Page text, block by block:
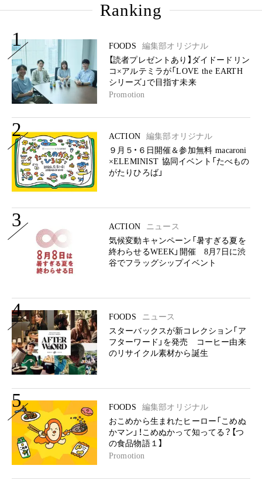
Ranking
1 FOODS
編集部オリジナル
【読者プレゼントあり】ダイドードリン
コ×アルテミラが「LOVE the EARTH
シリーズ」で目指す未来
Promotion
2 ACTION
編集部オリジナル
９月５・６日開催＆参加無料 macaroni
×ELEMINIST 協同イベント「たべもの
がたりひろば」
3 ACTION
ニュース
気候変動キャンペーン「暑すぎる夏を
終わらせるWEEK」開催 8月7日に渋
谷でフラッグシップイベント
4 FOODS
ニュース
スターバックスが新コレクション「ア
フターワード」を発売 コーヒー由来
のリサイクル素材から誕生
5 FOODS
編集部オリジナル
おこめから生まれたヒーロー「こめぬ
かマン」！こめぬかって知ってる？【つ
の食品物語１】
Promotion